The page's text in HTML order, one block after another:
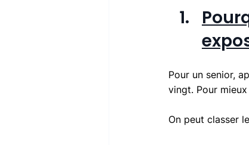
Pour un senior,
vingt. Pour
On peut classer